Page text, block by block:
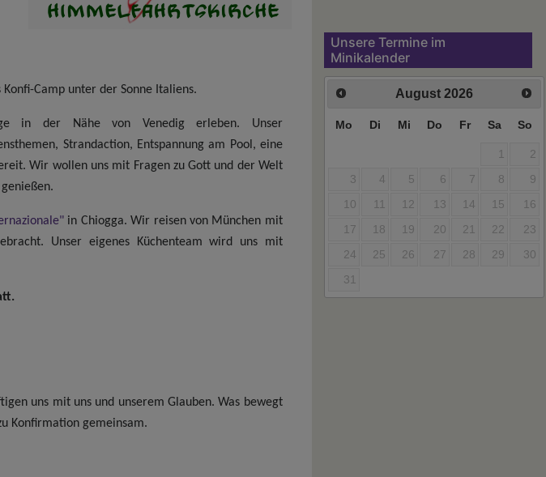
Konfi-Camp unter der Sonne Italiens.
in der Nähe von Venedig erleben. Unser
Strandaction, Entspannung am Pool, eine
Wir wollen uns mit Fragen zu Gott und der Welt
in Chiogga. Wir reisen von München mit
Unser eigenes Küchenteam wird uns mit
uns mit uns und unserem Glauben. Was bewegt
Konfirmation gemeinsam.
Unsere Termine im
Minikalender
August 2026
Mo Di Mi Do Fr Sa So
1
2
3
4 5 6 7 8
9
10
11 12 13 14 15
16
17
18 19 20 21 22
23
24
25 26 27 28 29
30
31